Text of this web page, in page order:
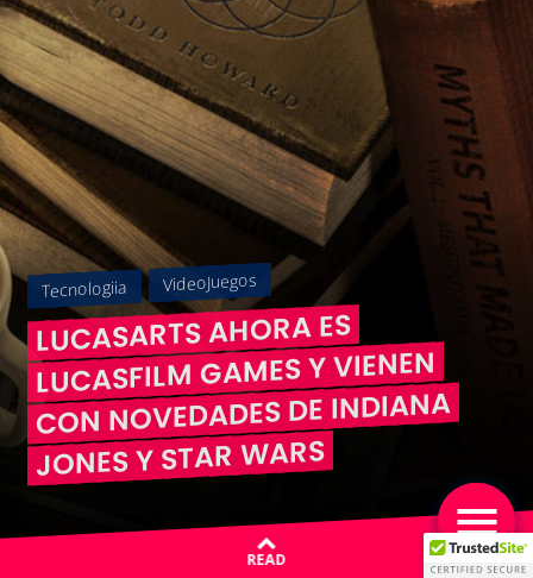
Tecnologiia VideoJuegos
LUCASARTS AHORA ES
LUCASFILM GAMES Y VIENEN
CON NOVEDADES DE INDIANA
JONES Y STAR WARS
READ